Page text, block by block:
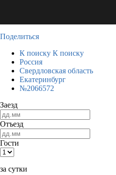
Поделиться
К поиску К поиску
Россия
Свердловская область
Екатеринбург
№2066572
Заезд
Отъезд
Гости
за сутки